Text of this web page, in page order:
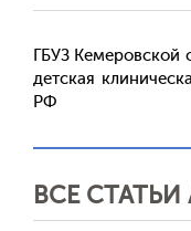
ГБУЗ Кемеровской
детская
РФ
ВСЕ СТАТЬИ